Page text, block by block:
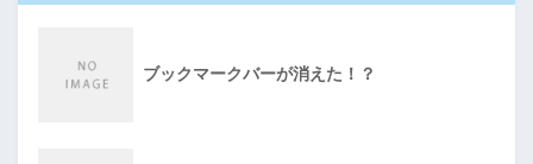
ブックマークバーが消えた！？